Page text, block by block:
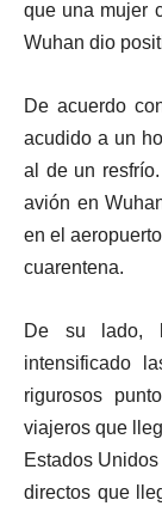
que una mujer
Wuhan dio
De acuerdo
acudido a un
al de un
avión en
en el
cuarentena.
De su lado,
intensificado
rigurosos
viajeros que
Estados
directos que